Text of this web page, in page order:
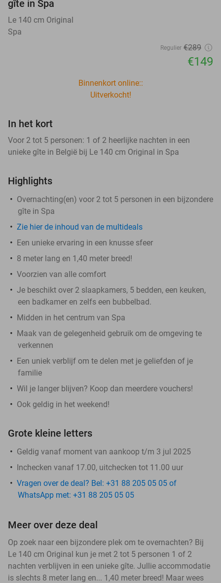
gîte in Spa
Le 140 cm Original
Spa
Regulier €289
€149
Binnenkort online::
Uitverkocht!
In het kort
Voor 2 tot 5 personen: 1 of 2 heerlijke nachten in een
unieke gîte in België bij Le 140 cm Original in Spa
Highlights
Overnachting(en) voor 2 tot 5 personen in een bijzondere
gîte in Spa
Zie hier de inhoud van de multideals
Een unieke ervaring in een knusse sfeer
8 meter lang en 1,40 meter breed!
Voorzien van alle comfort
Je beschikt over 2 slaapkamers, 5 bedden, een keuken,
een badkamer en zelfs een bubbelbad.
Midden in het centrum van Spa
Maak van de gelegenheid gebruik om de omgeving te
verkennen
Een uniek verblijf om te delen met je geliefden of je
familie
Wil je langer blijven? Koop dan meerdere vouchers!
Ook geldig in het weekend!
Grote kleine letters
Geldig vanaf moment van aankoop t/m 3 jul 2025
Inchecken vanaf 17.00, uitchecken tot 11.00 uur
Vragen over de deal? Bel: +31 88 205 05 05 of
WhatsApp met: +31 88 205 05 05
Meer over deze deal
Op zoek naar een bijzondere plek om te overnachten? Bij
Le 140 cm Original kun je met 2 tot 5 personen 1 of 2
nachten verblijven in een unieke gîte. Jullie accommodatie
is slechts 8 meter lang en... 1,40 meter breed! Maar wees